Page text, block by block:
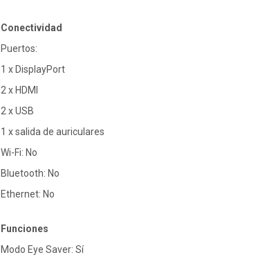
Conectividad
Puertos:
1 x DisplayPort
2 x HDMI
2 x USB
1 x salida de auriculares
Wi-Fi: No
Bluetooth: No
Ethernet: No
Funciones
Modo Eye Saver: Sí